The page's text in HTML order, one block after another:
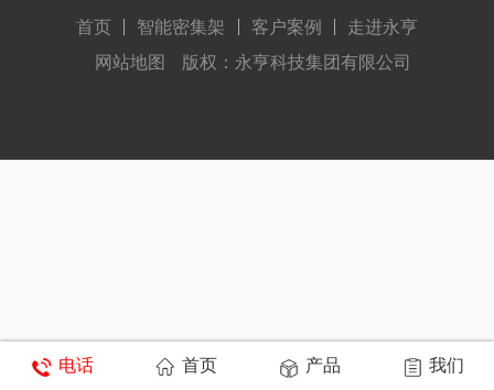
首页 智能密集架 客户案例
走进永亨
网站地图
版权：永亨科技集团有限公司
电话 首页 产品 我们